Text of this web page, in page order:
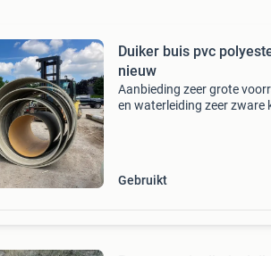
Duiker buis pvc
nieuw
Aanbieding zeer grote
en waterleiding zeer
Gebruikt